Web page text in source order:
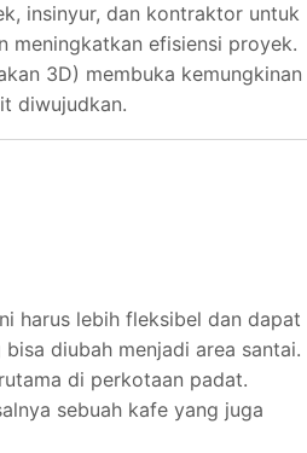
insinyur, dan kontraktor untuk
meningkatkan efisiensi proyek.
3D) membuka kemungkinan
diwujudkan.
harus lebih fleksibel dan dapat
diubah menjadi area santai.
di perkotaan padat.
sebuah kafe yang juga